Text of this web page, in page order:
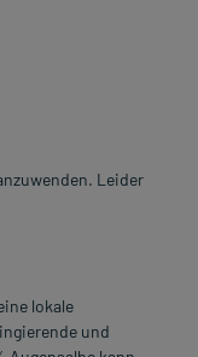
der Beschwerden
sollten Sie jedoch
Kleinkindern und
nach etwaigen
Leider
lokale
und